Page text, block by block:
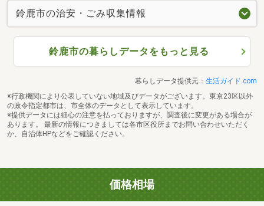
鈴鹿市の治安・ごみ収集情報
鈴鹿市の暮らしデータをもっと見る
暮らしデータ提供元： 生活ガイド.com
※行政機関により公表していない地域及びデータがございます。東京23区以外
の政令指定都市は、市全体のデータとして表示しています。
※提供データには細心の注意を払っておりますが、調査後に変更がある場合が
あります。 最新の情報につきましては各市区役所までお問い合わせいただく
か、自治体HPなどをご確認ください。
価格相場